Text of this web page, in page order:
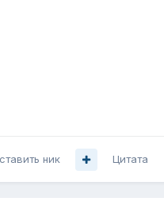
ник Цитата